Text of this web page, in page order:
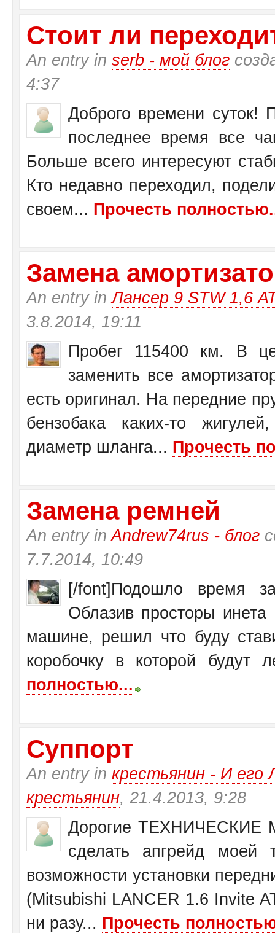
Стоит ли
An entry in serb - мой блог
4:37
Доброго времени суток!
последнее время все
Больше всего интересуют
Кто недавно переходил,
своем... Прочесть
Замена
An entry inЛансер 9 STW 1,6
3.8.2014, 19:11
Пробег 115400 км. В
заменить все
есть оригинал. На передние
бензобака каких-то
диаметр шланга... Прочесть
Замена ремней
An entry inAndrew74rus - блог
7.7.2014, 10:49
[/font]Подошло время
Облазив просторы
машине, решил что буду
коробочку в которой будут
полностью...
Суппорт
An entry in крестьянин - И
крестьянин, 21.4.2013, 9:28
Дорогие ТЕХНИЧЕСКИЕ
сделать апгрейд моей
возможности установки
(Mitsubishi LANCER 1.6 Invite
ни разу... Прочесть